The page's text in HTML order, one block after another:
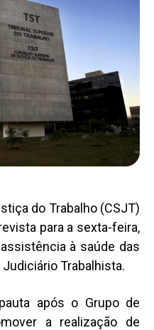
do Trabalho (CSJT)
para a sexta-feira,
à saúde das
Trabalhista.
após o Grupo de
a realização de